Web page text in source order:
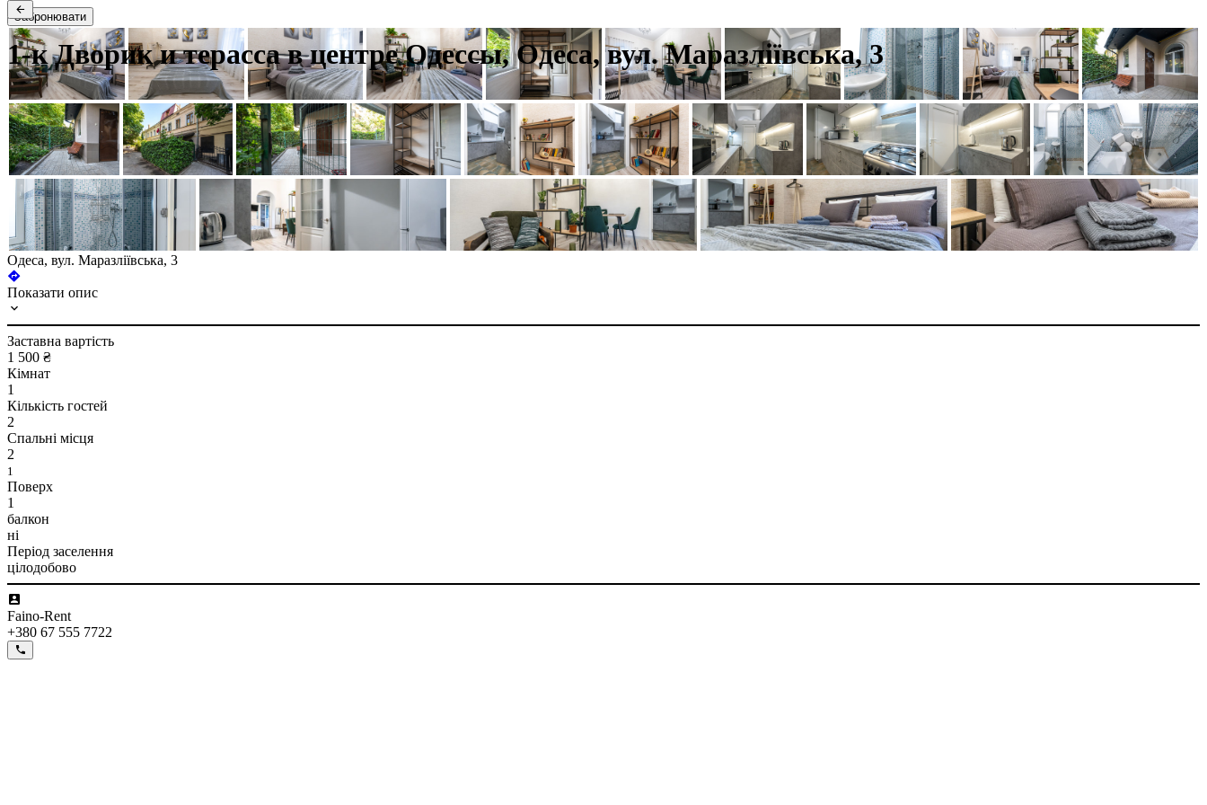
1-к Дворик и терасса в центре Одессы, Одеса, вул. Маразліївська, 3
Забронювати
Одеса, вул. Маразліївська, 3
Показати опис
Заставна вартість
1 500 ₴
Кімнат
1
Кількість гостей
2
Спальні місця
2
1
Поверх
1
балкон
ні
Період заселення
цілодобово
Faino-Rent
+380 67 555 7722